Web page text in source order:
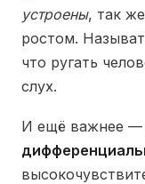
устроены, так
ростом.
что ругать
слух.
И ещё важнее —